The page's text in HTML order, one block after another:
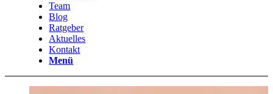
Team
Blog
Ratgeber
Aktuelles
Kontakt
Menü